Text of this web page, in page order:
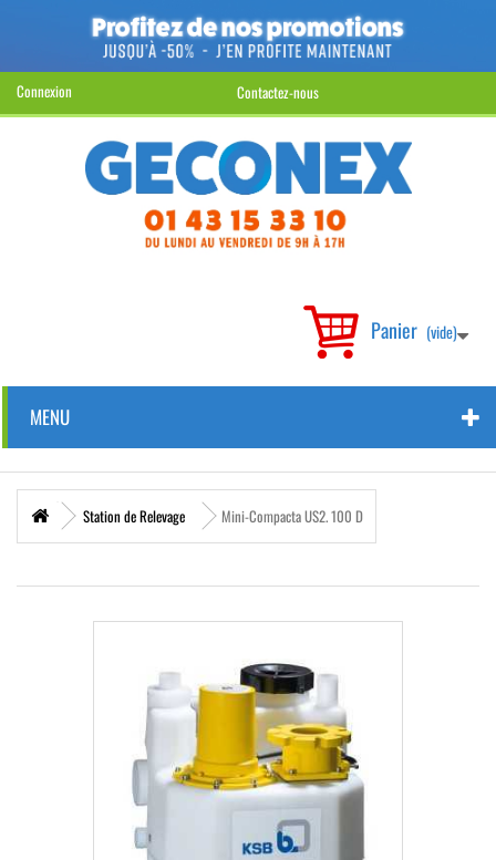
Connexion Contactez-nous
Panier (vide)
MENU
Station de Relevage Mini-Compacta US2. 100 D